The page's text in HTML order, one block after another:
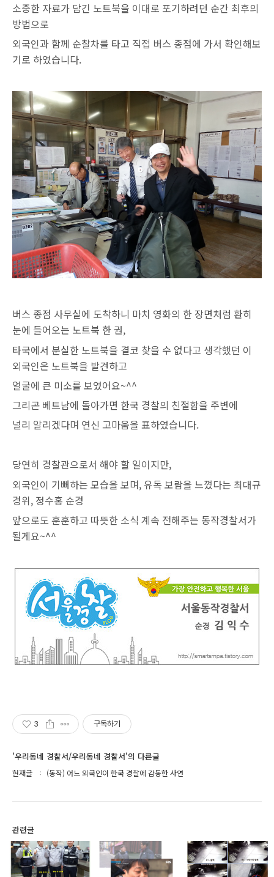
소중한 자료가 담긴 노트북을 이대로 포기하려던 순간 최후의
방법으로
외국인과 함께 순찰차를 타고 직접 버스 종점에 가서 확인해보
기로 하였습니다.
버스 종점 사무실에 도착하니 마치 영화의 한 장면처럼 환히
눈에 들어오는 노트북 한 권,
타국에서 분실한 노트북을 결코 찾을 수 없다고 생각했던 이
외국인은 노트북을 발견하고
얼굴에 큰 미소를 보였어요~^^
그리곤 베트남에 돌아가면 한국 경찰의 친절함을 주변에
널리 알리겠다며 연신 고마움을 표하였습니다.
당연히 경찰관으로서 해야 할 일이지만,
외국인이 기뻐하는 모습을 보며, 유독 보람을 느꼈다는 최대규
경위, 정수홍 순경
앞으로도 훈훈하고 따뜻한 소식 계속 전해주는 동작경찰서가
될게요~^^
3 구독하기
'우리동네 경찰서/우리동네 경찰서'의 다른글
현재글 (동작) 어느 외국인이 한국 경찰에 감동한 사연
관련글